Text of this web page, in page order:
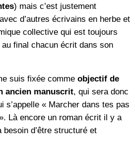
) mais c’est justement
d’autres écrivains en herbe et
collective qui est toujours
final chacun écrit dans son
suis fixée comme objectif de
ancien manuscrit, qui sera donc
s’appelle « Marcher dans tes pas
Là encore un roman écrit il y a
d’être structuré et